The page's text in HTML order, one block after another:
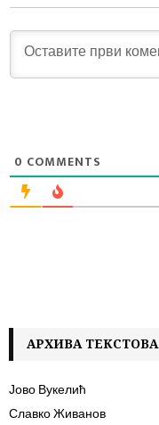
0 COMMENTS
АРХИВА ТЕКСТОВА
Јово Вукелић
Славко Живанов